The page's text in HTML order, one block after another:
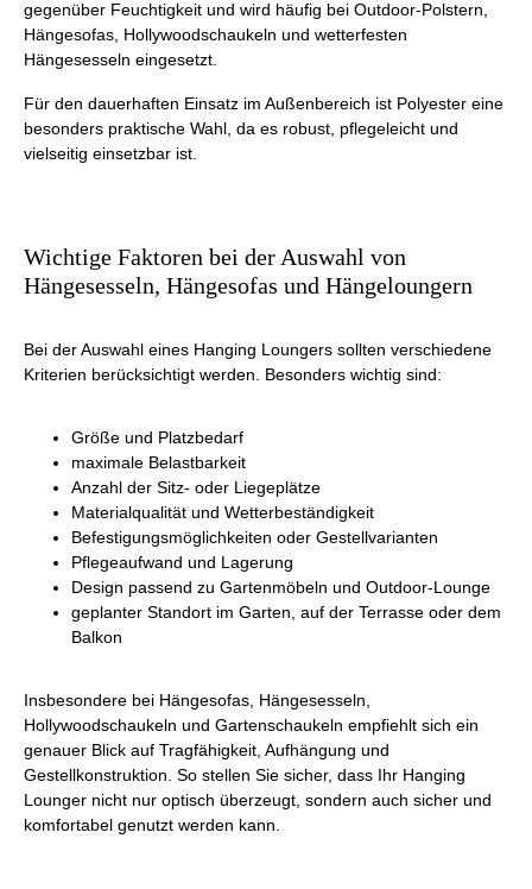
gegenüber Feuchtigkeit und wird häufig bei Outdoor-Polstern,
Hängesofas, Hollywoodschaukeln und wetterfesten
Hängesesseln eingesetzt.
Für den dauerhaften Einsatz im Außenbereich ist Polyester eine
besonders praktische Wahl, da es robust, pflegeleicht und
vielseitig einsetzbar ist.
Wichtige Faktoren bei der Auswahl von
Hängesesseln, Hängesofas und Hängeloungern
Bei der Auswahl eines Hanging Loungers sollten verschiedene
Kriterien berücksichtigt werden. Besonders wichtig sind:
Größe und Platzbedarf
maximale Belastbarkeit
Anzahl der Sitz- oder Liegeplätze
Materialqualität und Wetterbeständigkeit
Befestigungsmöglichkeiten oder Gestellvarianten
Pflegeaufwand und Lagerung
Design passend zu Gartenmöbeln und Outdoor-Lounge
geplanter Standort im Garten, auf der Terrasse oder dem
Balkon
Insbesondere bei Hängesofas, Hängesesseln,
Hollywoodschaukeln und Gartenschaukeln empfiehlt sich ein
genauer Blick auf Tragfähigkeit, Aufhängung und
Gestellkonstruktion. So stellen Sie sicher, dass Ihr Hanging
Lounger nicht nur optisch überzeugt, sondern auch sicher und
komfortabel genutzt werden kann.